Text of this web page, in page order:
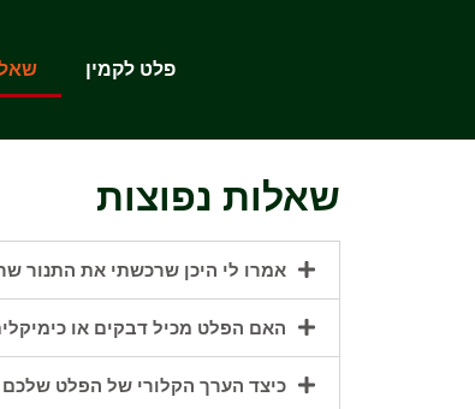
פלט לקמין
שאלות נפוצות
אמרו לי היכן שרכשתי את התנור
האם הפלט מכיל דבקים או
כיצד הערך הקלורי של הפלט שלכם